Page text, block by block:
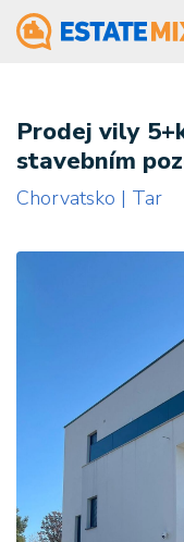
Prodej vily
stavebním
Chorvatsko | Tar